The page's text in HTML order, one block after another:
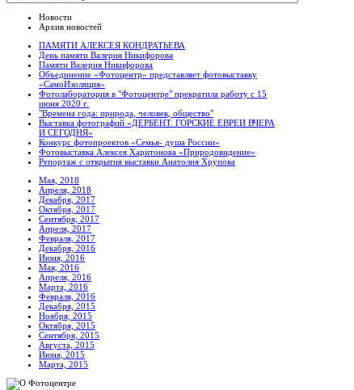
Новости
Архив новостей
ПАМЯТИ АЛЕКСЕЯ КОНДРАТЬЕВА
День памяти Валерия Никифорова
Памяти Валерия Никифорова
Объединение «Фотоцентр» представляет фотовыставку
«СамоИзоляция»
Фотолаборатория в "Фотоцентре" прекратила работу с 15
июня 2020 г.
"Времена года: природа, человек, общество"
Выставка фотографий «ДЕРБЕНТ. ГОРСКИЕ ЕВРЕИ ВЧЕРА
И СЕГОДНЯ»
Конкурс фотопроектов «Семья- душа России»
Фотовыставка Алексея Харитонова «Природовидение»
Репортаж с открытия выставки Анатолия Хрупова
Мая, 2018
Апреля, 2018
Декабря, 2017
Октября, 2017
Сентября, 2017
Апреля, 2017
Февраля, 2017
Декабря, 2016
Июня, 2016
Мая, 2016
Апреля, 2016
Марта, 2016
Февраля, 2016
Декабря, 2015
Ноября, 2015
Октября, 2015
Сентября, 2015
Августа, 2015
Июня, 2015
Марта, 2015